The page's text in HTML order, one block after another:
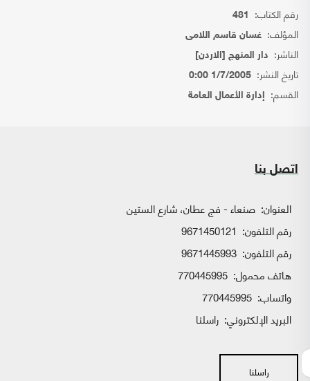
رقم الكتاب: 481
المؤلف: غسان قاسم اللامى
الناشر: دار المنهج [الاردن]
تاريخ النشر: 1/7/2005 0:00
القسم: إدارة الأعمال العامة
اتصل بنا
العنوان: صنعاء - فج عطان، شارع الستين
رقم التلفون: 9671450121
رقم التلفون: 9671445993
هاتف محمول: 770445995
واتساب:
البريد الإلكتروني: راسلنا
راسلنا